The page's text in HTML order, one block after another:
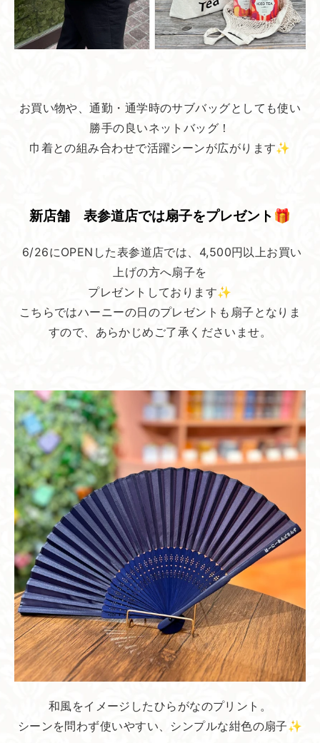
お買い物や、通勤・通学時のサブバッグとしても使い
勝手の良いネットバッグ！
巾着との組み合わせで活躍シーンが広がります✨
新店舗 表参道店では​扇子を​プレゼント🎁
6/26にOPENした表参道店では、4,500円以上お買い
上げの方へ扇子を
プレゼントしております✨
こちらではハーニーの日のプレゼントも扇子となりま
すので、あらかじめご了承くださいませ。
和風をイメージしたひらがなのプリント。
シーンを問わず使いやすい、シンプルな紺色の扇子✨